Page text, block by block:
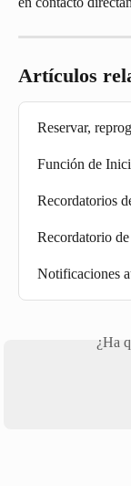
Artículos
Reservar,
Función de
Recordatorios
Recordatorio
Notificaciones
¿Ha